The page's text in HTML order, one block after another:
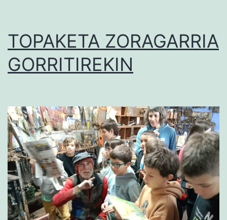
TOPAKETA ZORAGARRIA
GORRITIREKIN